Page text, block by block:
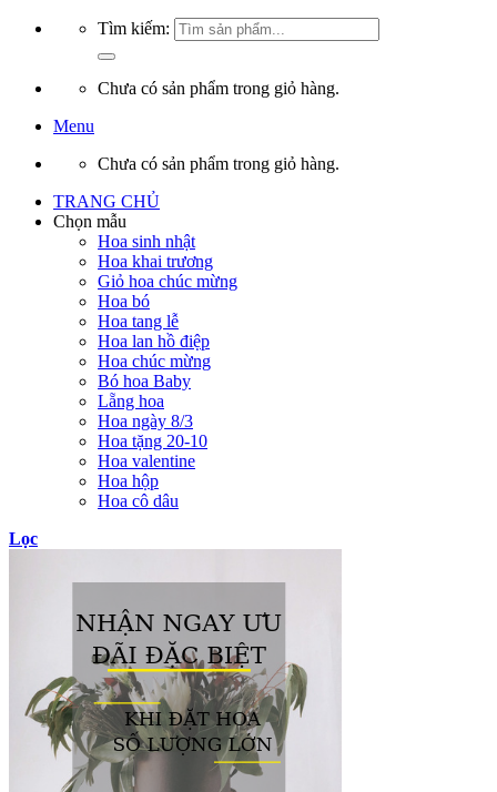
Tìm kiếm:
Chưa có sản phẩm trong giỏ hàng.
Menu
Chưa có sản phẩm trong giỏ hàng.
TRANG CHỦ
Chọn mẫu
Hoa sinh nhật
Hoa khai trương
Giỏ hoa chúc mừng
Hoa bó
Hoa tang lễ
Hoa lan hồ điệp
Hoa chúc mừng
Bó hoa Baby
Lẵng hoa
Hoa ngày 8/3
Hoa tặng 20-10
Hoa valentine
Hoa hộp
Hoa cô dâu
Lọc